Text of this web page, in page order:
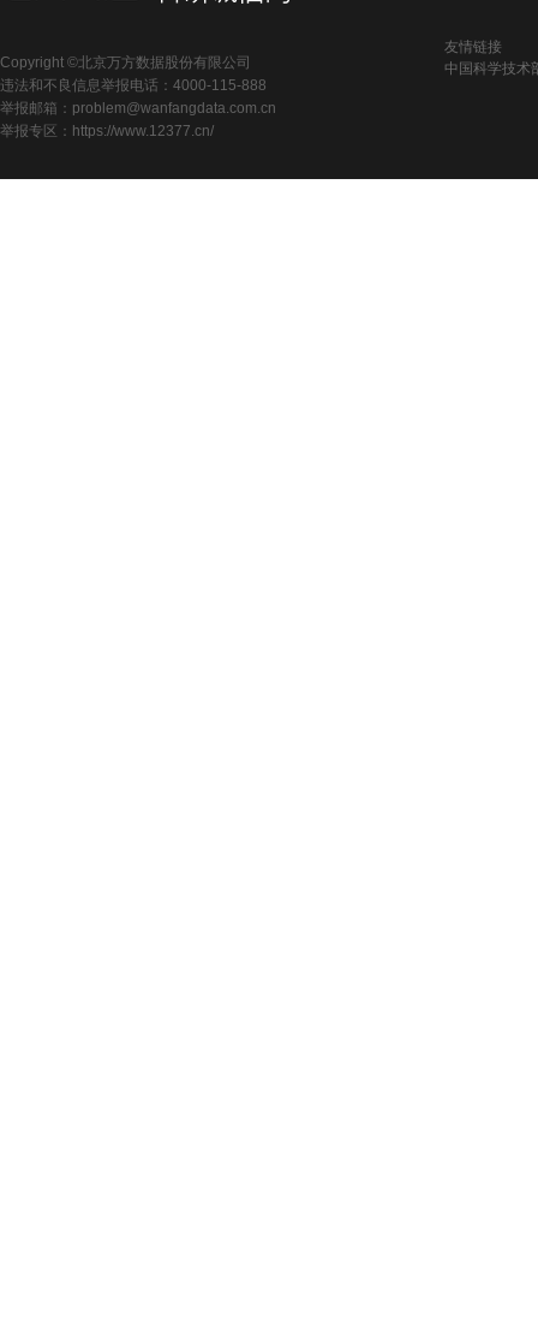
Copyright ©北京万方数据股份有限公司
违法和不良信息举报电话：4000-115-888
举报邮箱：problem@wanfangdata.com.cn
举报专区：https://www.12377.cn/
友情链接
中国科学技术